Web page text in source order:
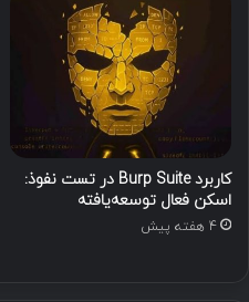
کاربرد Burp Suite در تست نفوذ:
اسکن فعال توسعه‌یافته
4 هفته پیش